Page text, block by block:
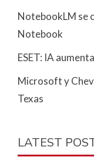
NotebookLM se
Notebook
ESET: IA
Microsoft y
Texas
LATEST